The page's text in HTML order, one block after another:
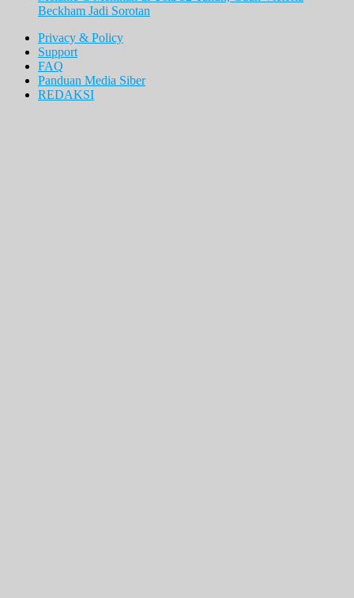
Beckham Jadi Sorotan
Privacy & Policy
Support
FAQ
Panduan Media Siber
REDAKSI